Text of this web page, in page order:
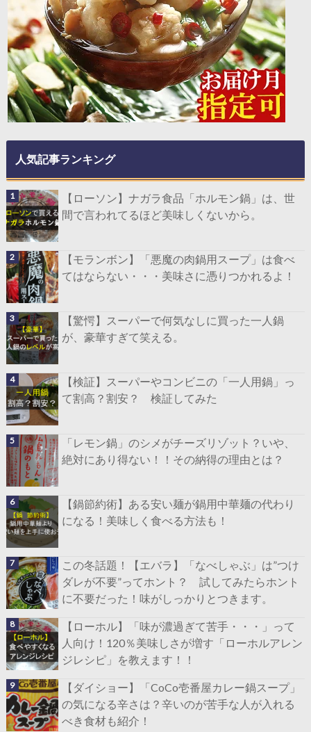
人気記事ランキング
【ローソン】ナガラ食品「ホルモン鍋」は、世
間で言われてるほど美味しくないから。
【モランボン】「悪魔の肉鍋用スープ」は食べ
てはならない・・・美味さに憑りつかれるよ！
【驚愕】スーパーで何気なしに買った一人鍋
が、豪華すぎて笑える。
【検証】スーパーやコンビニの「一人用鍋」っ
て割高？割安？ 検証してみた
「レモン鍋」のシメがチーズリゾット？いや、
絶対にあり得ない！！その納得の理由とは？
【鍋節約術】ある安い麺が鍋用中華麺の代わり
になる！美味しく食べる方法も！
この冬話題！【エバラ】「なべしゃぶ」は”つけ
ダレが不要”ってホント？ 試してみたらホント
に不要だった！味がしっかりとつきます。
【ローホル】「味が濃過ぎて苦手・・・」って
人向け！120％美味しさが増す「ローホルアレン
ジレシピ」を教えます！！
【ダイショー】「CoCo壱番屋カレー鍋スープ」
の気になる辛さは？辛いのが苦手な人が入れる
べき食材も紹介！